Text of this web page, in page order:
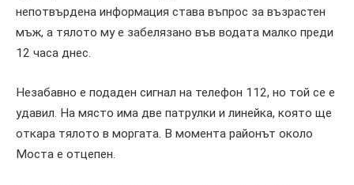
непотвърдена информация става въпрос за възрастен
мъж, а тялото му е забелязано във водата малко преди
12 часа днес.
Незабавно е подаден сигнал на телефон 112, но той се е
удавил. На място има две патрулки и линейка, която ще
откара тялото в моргата. В момента районът около
Моста е отцепен.